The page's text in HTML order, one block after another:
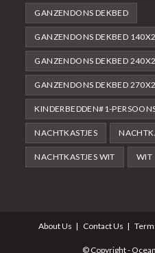
GANZENDONS DEKBED
GANZENDONS DEKBED
GANZENDONS DEKBED
GANZENDONS DEKBED
KINDERBEDDEN#1-
NACHTKASTJES
NACHTKASTJES WIT WIT
About Us Contact Us
© Copyright -